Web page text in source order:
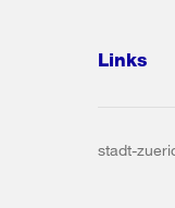
Links
stadt-